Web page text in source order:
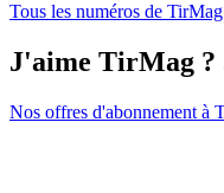
Tous les numéros de TirMag
J'aime TirMag ?
Nos offres d'abonnement à